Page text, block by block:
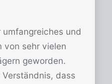
und
von sehr vielen
geworden.
dass